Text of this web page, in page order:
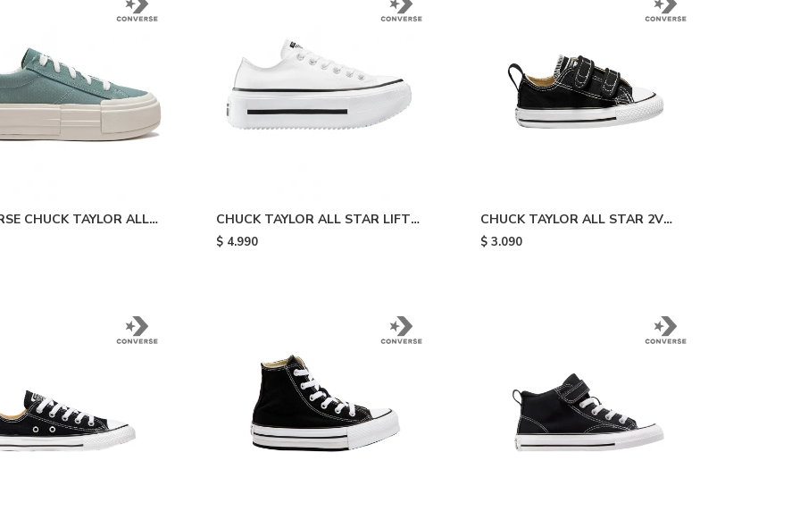
CHUCK TAYLOR ALL
- Light Blue/white
CHUCK TAYLOR ALL STAR LIFT
DOUBLE STACK - White & Black
$ 4.990
CHUCK TAYLOR ALL STAR 2V
CANVAS - Black
$ 3.090